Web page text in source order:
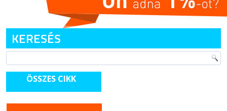
KERESÉS
ÖSSZES CIKK